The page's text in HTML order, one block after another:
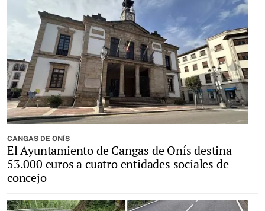
CANGAS DE ONÍS
El Ayuntamiento de Cangas de Onís destina
53.000 euros a cuatro entidades sociales de
concejo